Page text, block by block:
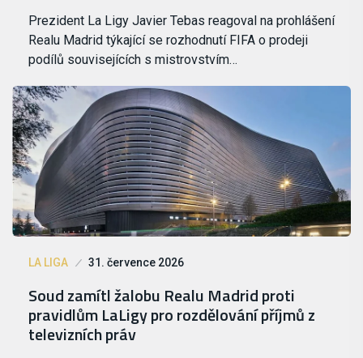
Prezident La Ligy Javier Tebas reagoval na prohlášení
Realu Madrid týkající se rozhodnutí FIFA o prodeji
podílů souvisejících s mistrovstvím…
LA LIGA 31. července 2026
Soud zamítl žalobu Realu Madrid proti
pravidlům LaLigy pro rozdělování příjmů z
televizních práv